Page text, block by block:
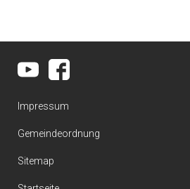
Impressum
Gemeindeordnung
Sitemap